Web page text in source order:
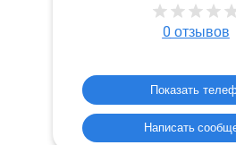
0 отзывов
Показать
Написать